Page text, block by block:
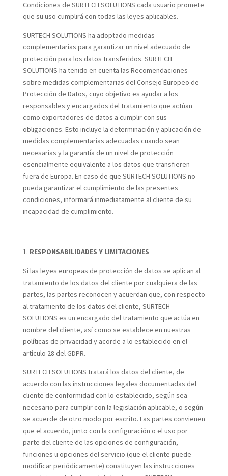
Condiciones de SURTECH SOLUTIONS cada usuario promete
que su uso cumplirá con todas las leyes aplicables.
SURTECH SOLUTIONS ha adoptado medidas
complementarias para garantizar un nivel adecuado de
protección para los datos transferidos. SURTECH
SOLUTIONS ha tenido en cuenta las Recomendaciones
sobre medidas complementarias del Consejo Europeo de
Protección de Datos, cuyo objetivo es ayudar a los
responsables y encargados del tratamiento que actúan
como exportadores de datos a cumplir con sus
obligaciones. Esto incluye la determinación y aplicación de
medidas complementarias adecuadas cuando sean
necesarias y la garantía de un nivel de protección
esencialmente equivalente a los datos que transfieren
fuera de Europa. En caso de que SURTECH SOLUTIONS no
pueda garantizar el cumplimiento de las presentes
condiciones, informará inmediatamente al cliente de su
incapacidad de cumplimiento.
RESPONSABILIDADES Y LIMITACIONES
Si las leyes europeas de protección de datos se aplican al
tratamiento de los datos del cliente por cualquiera de las
partes, las partes reconocen y acuerdan que, con respecto
al tratamiento de los datos del cliente, SURTECH
SOLUTIONS es un encargado del tratamiento que actúa en
nombre del cliente, así como se establece en nuestras
políticas de privacidad y acorde a lo establecido en el
artículo 28 del GDPR.
SURTECH SOLUTIONS tratará los datos del cliente, de
acuerdo con las instrucciones legales documentadas del
cliente de conformidad con lo establecido, según sea
necesario para cumplir con la legislación aplicable, o según
se acuerde de otro modo por escrito. Las partes convienen
que el acuerdo, junto con la configuración o el uso por
parte del cliente de las opciones de configuración,
funciones u opciones del servicio (que el cliente puede
modificar periódicamente) constituyen las instrucciones